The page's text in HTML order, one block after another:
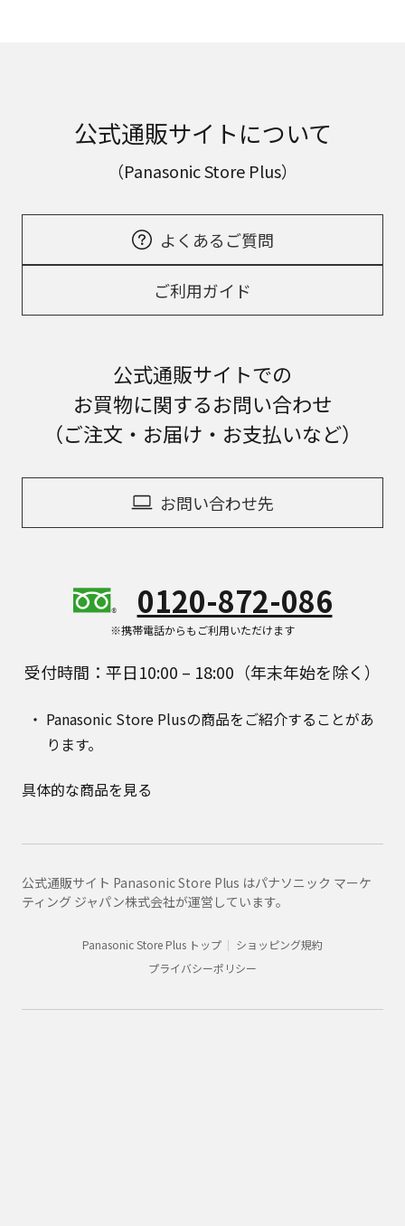
公式通販サイトについて
（Panasonic Store Plus）
よくあるご質問
ご利用ガイド
公式通販サイトでの
お買物に関するお問い合わせ
（ご注文・お届け・お支払いなど）
お問い合わせ先
0120-872-086
※携帯電話からもご利用いただけます
受付時間：平日10:00 – 18:00（年末年始を除く）
Panasonic Store Plusの商品をご紹介することがあ
ります。
具体的な商品を見る
公式通販サイト Panasonic Store Plus はパナソニック マーケ
ティング ジャパン株式会社が運営しています。
Panasonic Store Plus トップ
ショッピング規約
プライバシーポリシー